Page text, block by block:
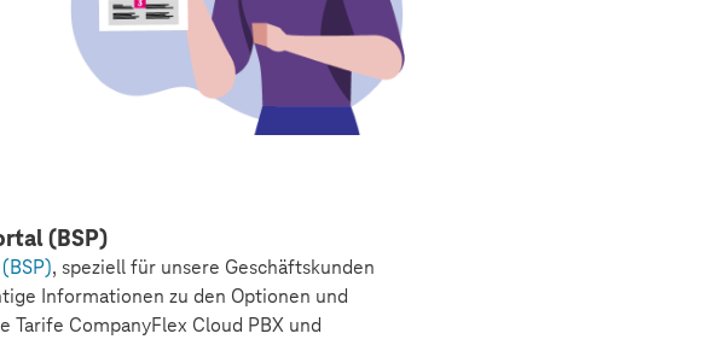
(BSP)
, speziell für unsere Geschäftskunden
Informationen zu den Optionen und
Tarife CompanyFlex Cloud PBX und